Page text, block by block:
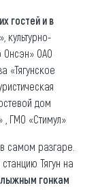
гостей и в
культурно-
Онсэн» ОАО
«Тягунское
дом
, ГМО «Стимул»
самом разгаре.
Тягун на
лыжным гонкам